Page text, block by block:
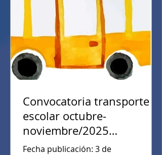
Convocatoria transporte
escolar octubre-
noviembre/2025
(02/10/2025)
Fecha publicación: 3 de